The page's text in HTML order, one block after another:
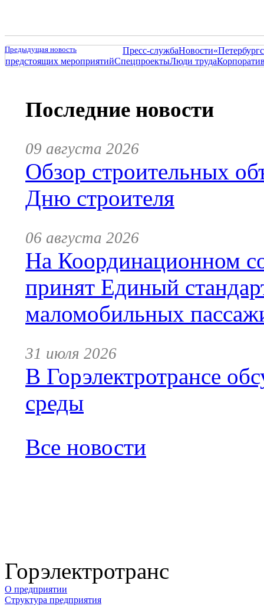
Предыдущая новость Пресс-службаНовости
предстоящих мероприятийСпецпроектыЛюди труда
Последние новости
09 августа 2026
Обзор строительных
Дню строителя
06 августа 2026
На Координационном
принят Единый
маломобильных
31 июля 2026
В Горэлектротрансе
среды
Все новости
Горэлектротранс
О предприятии
Структура предприятия